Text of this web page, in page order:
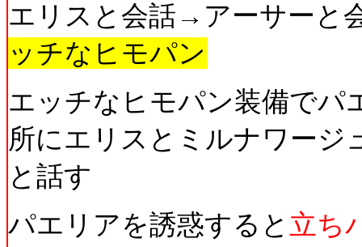
エリスと会話→アーサーと
ッチなヒモパン
エッチなヒモパン装備で
所にエリスとミルナワー
と話す
パエリアを誘惑すると 立ち